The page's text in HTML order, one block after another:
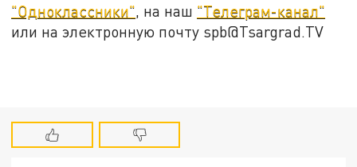
"Одноклассники" , на наш "Телеграм-канал"
или на электронную почту spb@Tsargrad.TV